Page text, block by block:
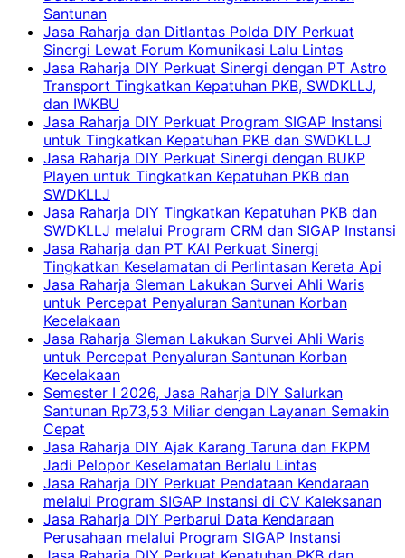
Santunan
Jasa Raharja dan Ditlantas Polda DIY Perkuat
Sinergi Lewat Forum Komunikasi Lalu Lintas
Jasa Raharja DIY Perkuat Sinergi dengan PT Astro
Transport Tingkatkan Kepatuhan PKB, SWDKLLJ,
dan IWKBU
Jasa Raharja DIY Perkuat Program SIGAP Instansi
untuk Tingkatkan Kepatuhan PKB dan SWDKLLJ
Jasa Raharja DIY Perkuat Sinergi dengan BUKP
Playen untuk Tingkatkan Kepatuhan PKB dan
SWDKLLJ
Jasa Raharja DIY Tingkatkan Kepatuhan PKB dan
SWDKLLJ melalui Program CRM dan SIGAP Instansi
Jasa Raharja dan PT KAI Perkuat Sinergi
Tingkatkan Keselamatan di Perlintasan Kereta Api
Jasa Raharja Sleman Lakukan Survei Ahli Waris
untuk Percepat Penyaluran Santunan Korban
Kecelakaan
Jasa Raharja Sleman Lakukan Survei Ahli Waris
untuk Percepat Penyaluran Santunan Korban
Kecelakaan
Semester I 2026, Jasa Raharja DIY Salurkan
Santunan Rp73,53 Miliar dengan Layanan Semakin
Cepat
Jasa Raharja DIY Ajak Karang Taruna dan FKPM
Jadi Pelopor Keselamatan Berlalu Lintas
Jasa Raharja DIY Perkuat Pendataan Kendaraan
melalui Program SIGAP Instansi di CV Kaleksanan
Jasa Raharja DIY Perbarui Data Kendaraan
Perusahaan melalui Program SIGAP Instansi